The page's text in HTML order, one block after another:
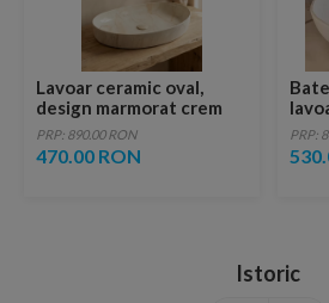
Lavoar ceramic oval,
design marmorat crem
lucios cu vene aurii,
ventil inclus
PRP: 890.00 RON
470.00 RON
fara
PRP:
Istoric